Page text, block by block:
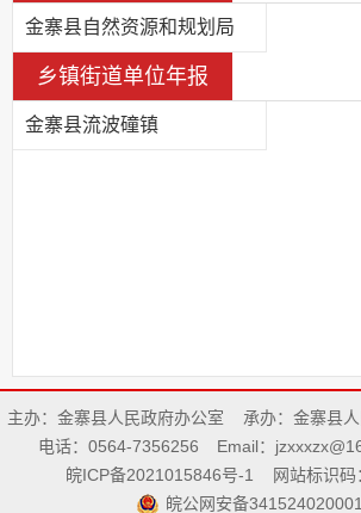
金寨县自然资源和规划局
乡镇街道单位年报
金寨县流波䃥镇
主办：金寨县人民政府办公室
承办：金寨县
电话：0564-7356256
Email：
皖ICP备2021015846号-1
网站标识
皖公网安备